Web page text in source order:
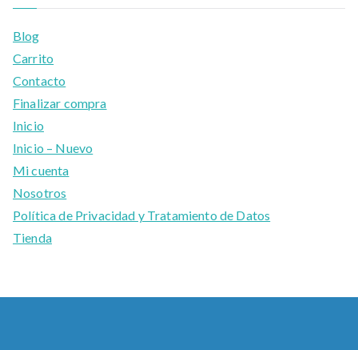
Blog
Carrito
Contacto
Finalizar compra
Inicio
Inicio – Nuevo
Mi cuenta
Nosotros
Política de Privacidad y Tratamiento de Datos
Tienda